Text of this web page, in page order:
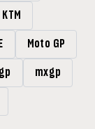
KTM
Moto GP
mxgp